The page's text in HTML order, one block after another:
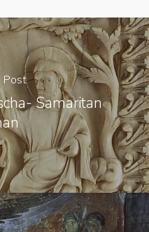
Post
Samaritan